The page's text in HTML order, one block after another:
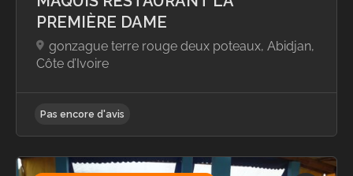
PREMIÈRE DAME
gonzague terre rouge deux poteaux, Abidjan,
Côte d’Ivoire